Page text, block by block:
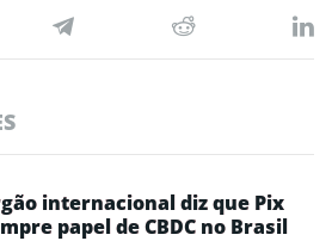
internacional diz que Pix
papel de CBDC no Brasil